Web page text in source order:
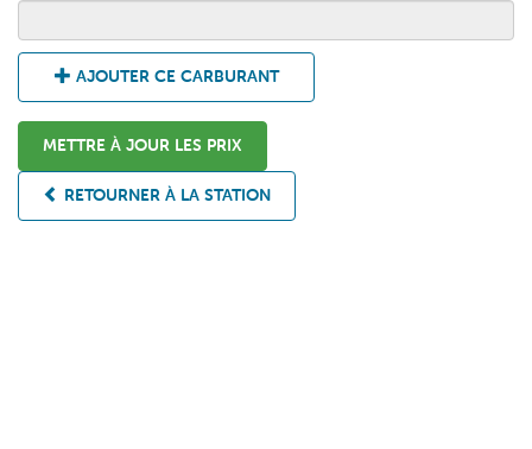
AJOUTER CE CARBURANT
METTRE À JOUR LES PRIX
RETOURNER À LA STATION